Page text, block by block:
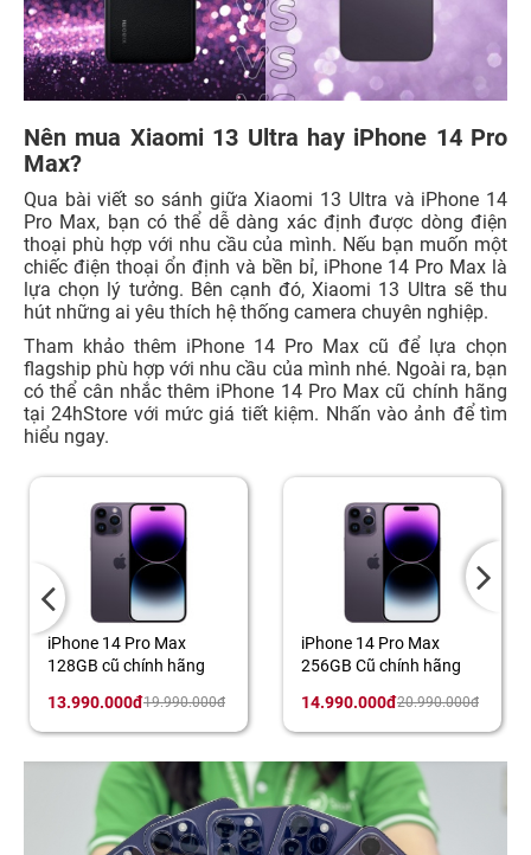
Nên mua Xiaomi 13 Ultra hay iPhone 14 Pro
Max?
Qua bài viết so sánh giữa Xiaomi 13 Ultra và iPhone 14
Pro Max, bạn có thể dễ dàng xác định được dòng điện
thoại phù hợp với nhu cầu của mình. Nếu bạn muốn một
chiếc điện thoại ổn định và bền bỉ, iPhone 14 Pro Max là
lựa chọn lý tưởng. Bên cạnh đó, Xiaomi 13 Ultra sẽ thu
hút những ai yêu thích hệ thống camera chuyên nghiệp.
Tham khảo thêm iPhone 14 Pro Max cũ để lựa chọn
flagship phù hợp với nhu cầu của mình nhé. Ngoài ra, bạn
có thể cân nhắc thêm iPhone 14 Pro Max cũ chính hãng
tại 24hStore với mức giá tiết kiệm. Nhấn vào ảnh để tìm
hiểu ngay.
iPhone 14 Pro Max
256GB Cũ chính hãng
14.990.000đ20.990.000đ
iPhone 14 Pro Max
512GB cũ chính hãng
15.990.000đ24.990.000đ